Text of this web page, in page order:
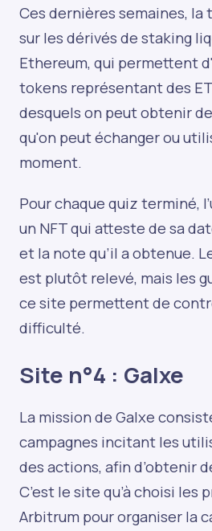
Ces dernières semaines,
sur les dérivés de staking
Ethereum, qui permettent
tokens représentant des
desquels on peut obtenir
qu'on peut échanger ou
moment.
Pour chaque quiz terminé,
un NFT qui atteste de sa
et la note qu’il a obtenue.
est plutôt relevé, mais les
ce site permettent de
difficulté.
Site n°4 : Galxe
La mission de Galxe
campagnes incitant les
des actions, afin d’obtenir
C’est le site qu’à choisi les
Arbitrum pour organiser la